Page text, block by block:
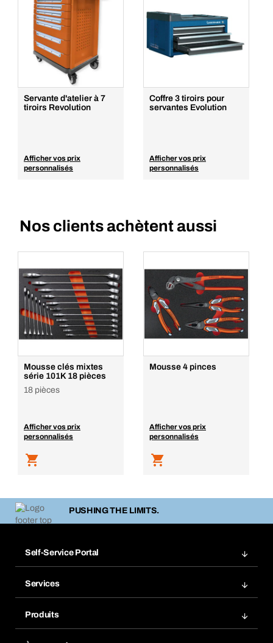
Servante d'atelier à 7
tiroirs Revolution
Afficher vos prix
personnalisés
Coffre 3 tiroirs pour
servantes Evolution
Afficher vos prix
personnalisés
Nos clients achètent aussi
Mousse clés mixtes
série 101K 18 pièces
18 pièces
Afficher vos prix
personnalisés
Mousse 4 pinces
Afficher vos prix
personnalisés
PUSHING THE LIMITS.
Self-Service Portal
Favoris
Commande automatique
Services
Produits